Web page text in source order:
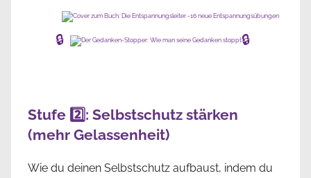
🔒 🔒
Stufe 2️⃣: Selbstschutz stärken
(mehr Gelassenheit)
Wie du deinen Selbstschutz aufbaust, indem du